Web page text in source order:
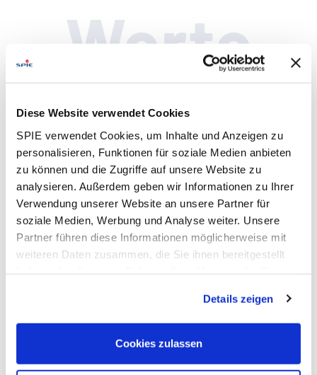
Diese Website verwendet Cookies
SPIE verwendet Cookies, um Inhalte und Anzeigen zu
personalisieren, Funktionen für soziale Medien anbieten
zu können und die Zugriffe auf unsere Website zu
analysieren. Außerdem geben wir Informationen zu Ihrer
Verwendung unserer Website an unsere Partner für
soziale Medien, Werbung und Analyse weiter. Unsere
Partner führen diese Informationen möglicherweise mit
weiteren Daten zusammen, die Sie ihnen bereitgestellt
Verarbeitung Ihrer Daten in den USA ein. Alle weiteren
Informationen zu Cookies finden Sie in unseren
Datenschutzhinweisen.
Details zeigen
Cookies zulassen
Werte
Wir sind stolz auf unsere Werte. Sie leiten und verbinden
uns in unserem täglichen
Arbeitsleben, im Umgang mit Kunden, Geschäftspartnern
und Mitarbeitenden:
PERFORMANCE - LEISTUNG
unseren Ergebnissen und unseren
Dienstleistungen. Dabei handeln wir ethisch